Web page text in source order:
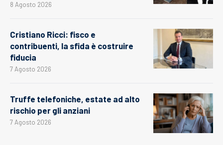
8 Agosto 2026
Cristiano Ricci: fisco e
contribuenti, la sfida è costruire
fiducia
7 Agosto 2026
Truffe telefoniche, estate ad alto
rischio per gli anziani
7 Agosto 2026